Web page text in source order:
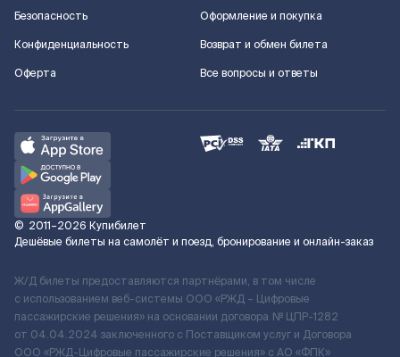
Безопасность
Конфиденциальность
Оферта
Оформление и покупка
Возврат и обмен билета
Все вопросы и ответы
© 2011–2026 Купибилет
Дешёвые билеты на самолёт и поезд, бронирование и онлайн-заказ
Ж/Д билеты предоставляются партнёрами, в том числе
с использованием веб-системы ООО «РЖД – Цифровые
пассажирские решения» на основании договора № ЦПР-1282
от 04.04.2024 заключенного с Поставщиком услуг и Договора
ООО «РЖД-Цифровые пассажирские решения» c АО «ФПК»